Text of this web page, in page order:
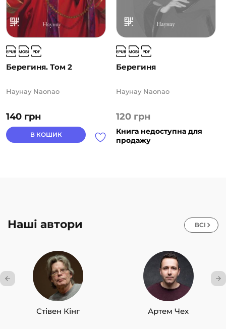
Берегиня. Том 2
140 грн
Наунау Naonao
В КОШИК
Берегиня
120 грн
Наунау Naonao
Книга недоступна для
продажу
Наші автори ВСІ
Стівен Кінг Артем Чех